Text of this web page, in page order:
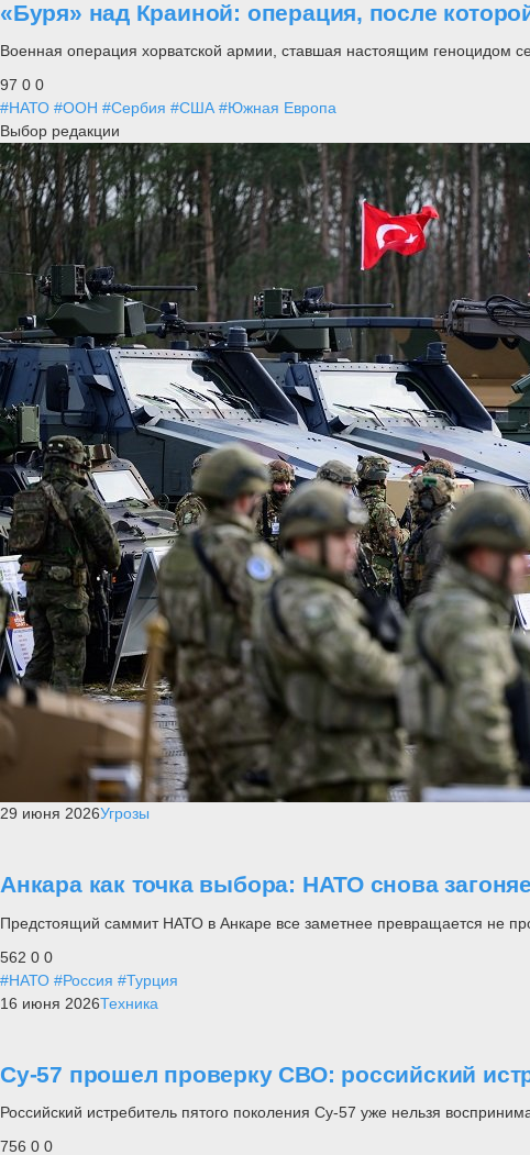
«Буря» над Краиной: операция, после
Военная операция хорватской армии, ставшая настоящим геноцидом
97 0 0
#НАТО #ООН #Сербия #США #Южная Европа
Выбор редакции
29 июня 2026Угрозы
Анкара как точка выбора: НАТО снова
Предстоящий саммит НАТО в Анкаре все заметнее превращается не
562 0 0
#НАТО #Россия #Турция
16 июня 2026Техника
Су-57 прошел проверку СВО: российский
Российский истребитель пятого поколения Су-57 уже нельзя
756 0 0